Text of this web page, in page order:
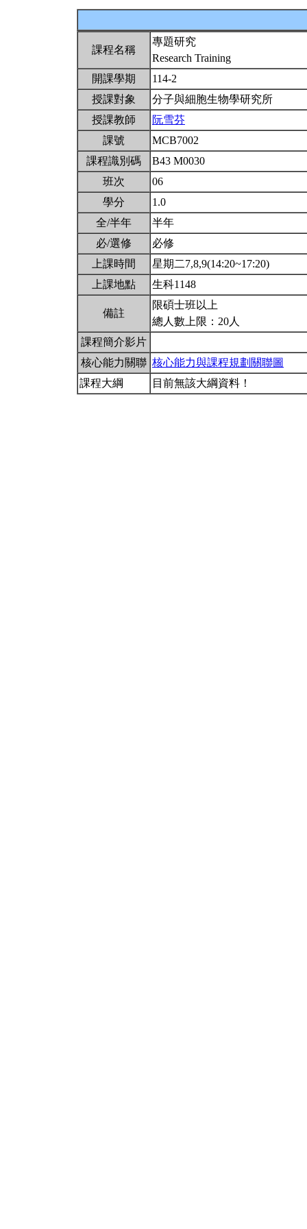
課程名稱
專題研究
Research Training
開課學期
114-2
授課對象
分子與細胞生物學研究所
授課教師
阮雪芬
課號
MCB7002
課程識別碼
B43 M0030
班次
06
學分
1.0
全/半年
半年
必/選修
必修
上課時間
星期二7,8,9(14:20~17:20)
上課地點
生科1148
備註
限碩士班以上
總人數上限：20人
課程簡介影片
核心能力關聯 核心能力與課程規劃關聯圖
課程大綱
目前無該大綱資料！